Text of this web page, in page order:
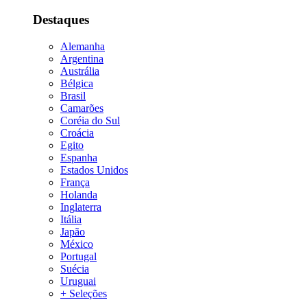
Destaques
Alemanha
Argentina
Austrália
Bélgica
Brasil
Camarões
Coréia do Sul
Croácia
Egito
Espanha
Estados Unidos
França
Holanda
Inglaterra
Itália
Japão
México
Portugal
Suécia
Uruguai
+ Seleções